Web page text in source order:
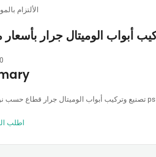
الألتزام
أبواب الوميتال جرار بأسعار
اطلب